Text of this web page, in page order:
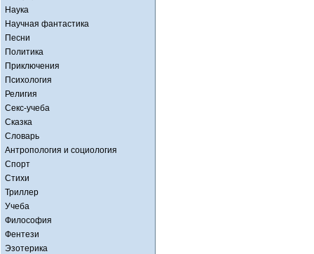
Наука
Научная фантастика
Песни
Политика
Приключения
Психология
Религия
Секс-учеба
Сказка
Словарь
Антропология и социология
Спорт
Стихи
Триллер
Учеба
Философия
Фентези
Эзотерика